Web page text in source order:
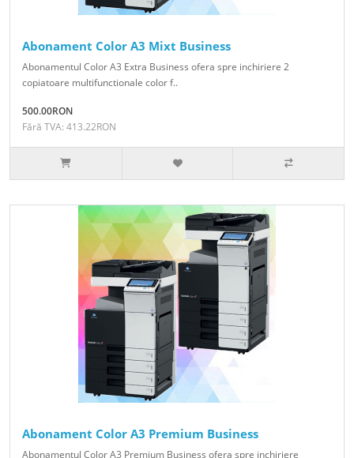
Abonament Color A3 Mixt Business
Abonamentul Color A3 Extra Business ofera spre inchiriere 2
copiatoare multifunctionale color f..
500.00RON
Fără TVA: 413.22RON
Abonament Color A3 Premium Business
Abonamentul Color A3 Premium Business ofera spre inchiriere